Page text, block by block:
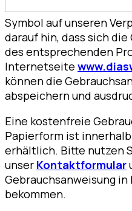
Symbol auf unseren
darauf hin, dass sich
des entsprechenden
Internetseite
können die
abspeichern und
Eine kostenfreie
Papierform ist innerhalb
erhältlich. Bitte nutzen
unser Kontaktformular
Gebrauchsanweisung
bekommen.